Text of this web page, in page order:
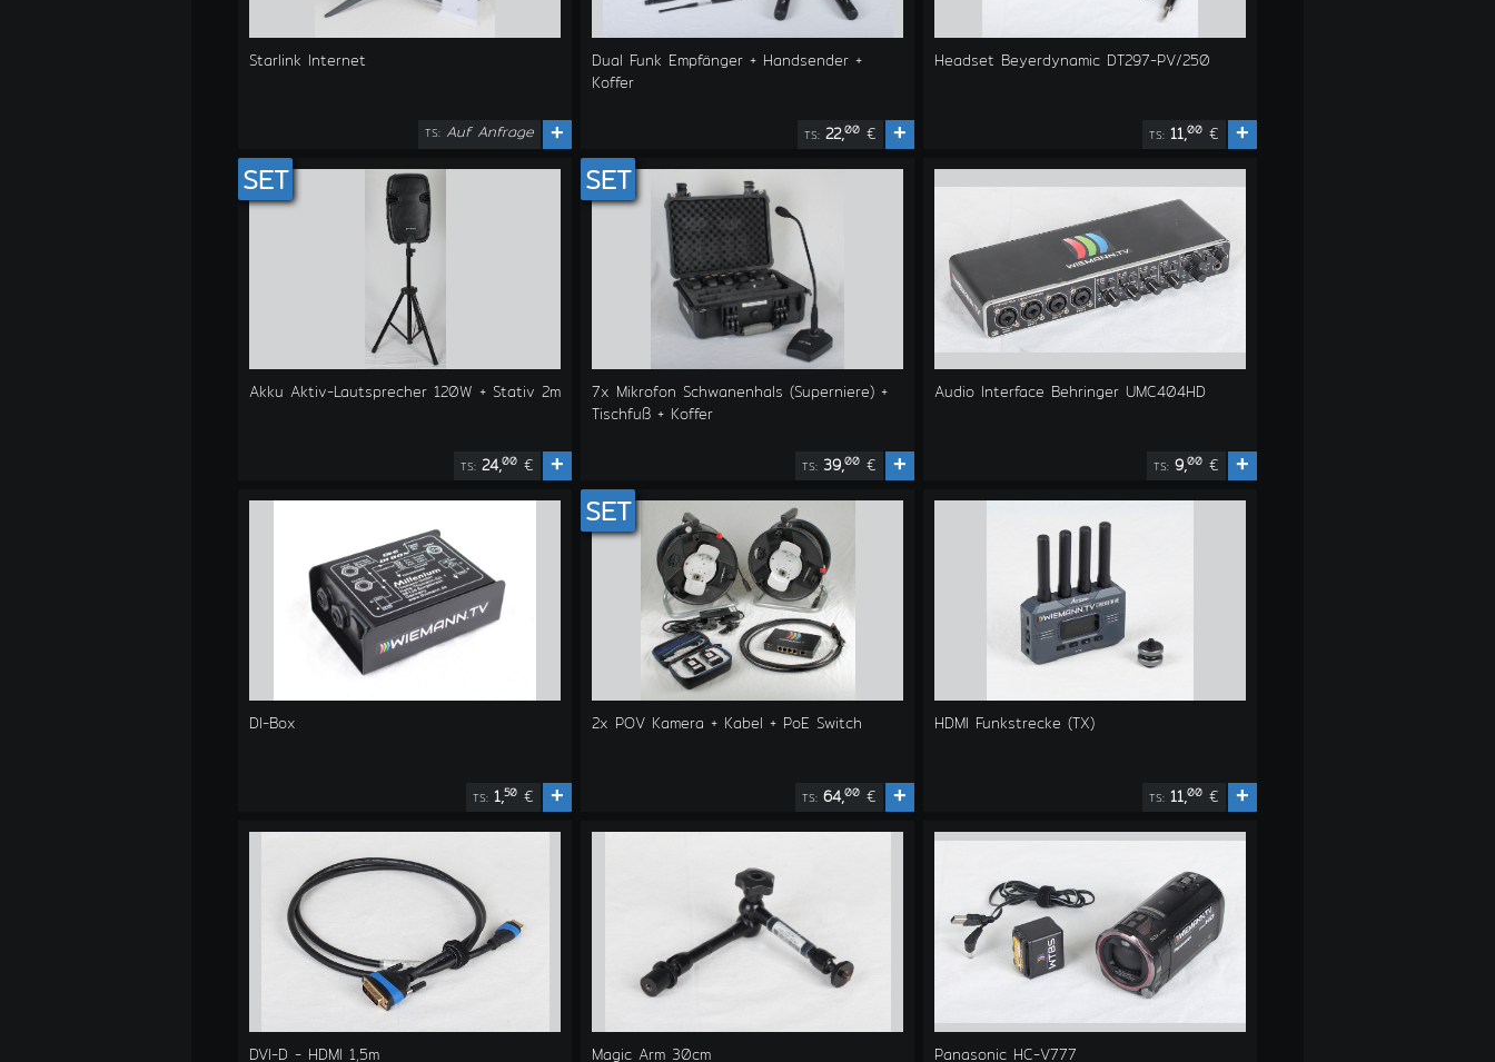
Starlink Internet
TS: Auf Anfrage +
Dual Funk Empfänger + Handsender +
Koffer
TS: 22,00 € +
Headset Beyerdynamic DT297-PV/250
TS: 11,00 € +
SET
Akku Aktiv-Lautsprecher 120W + Stativ 2m
TS: 24,00 € +
SET
7x Mikrofon Schwanenhals (Superniere) +
Tischfuß + Koffer
TS: 39,00 € +
Audio Interface Behringer UMC404HD
TS: 9,00 € +
DI-Box
TS: 1,50 € +
SET
2x POV Kamera + Kabel + PoE Switch
TS: 64,00 € +
HDMI Funkstrecke (TX)
TS: 11,00 € +
DVI-D - HDMI 1,5m Magic Arm 30cm Panasonic HC-V777